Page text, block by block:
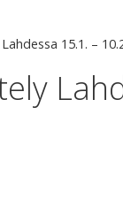
15.1. –